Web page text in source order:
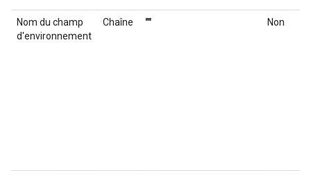
Nom du champ
d'environnement
Chaîne "" Non